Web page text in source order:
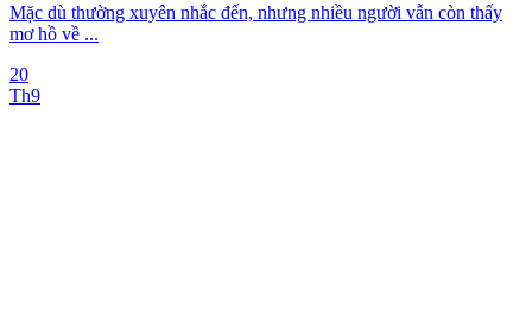
Mặc dù thường xuyên nhắc đến, nhưng nhiều người vẫn còn thấy
mơ hồ về ...
20
Th9